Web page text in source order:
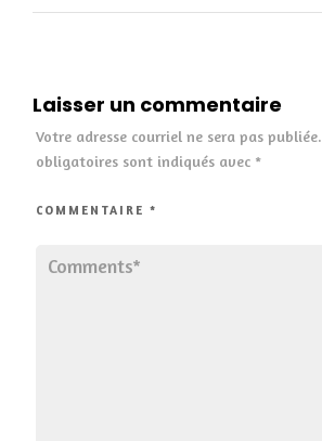
Laisser un commentaire
Votre adresse courriel ne sera pas publiée.
obligatoires sont indiqués avec *
COMMENTAIRE *